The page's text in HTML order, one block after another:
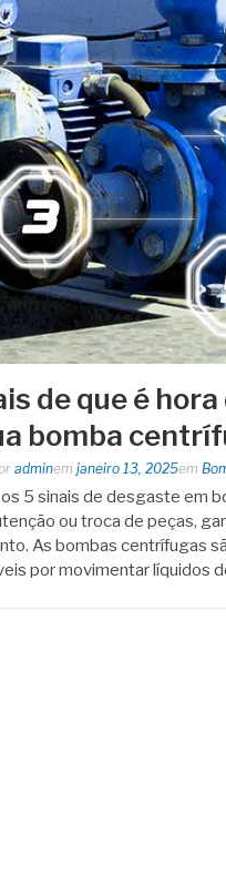
de que é
bomba
adminem janeiro 13, 2025em
5 sinais de desgaste em
ou troca de peças,
As bombas centrífugas
por movimentar líquidos